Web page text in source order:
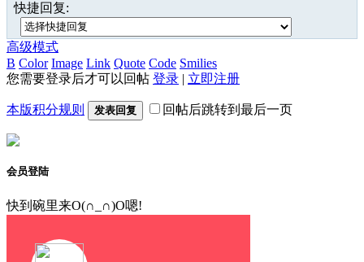
快捷回复:
高级模式
B Color Image Link Quote Code Smilies
您需要登录后才可以回帖 登录 | 立即注册
本版积分规则 发表回复 回帖后跳转到最后一页
会员登陆
快到碗里来O(∩_∩)O嗯!